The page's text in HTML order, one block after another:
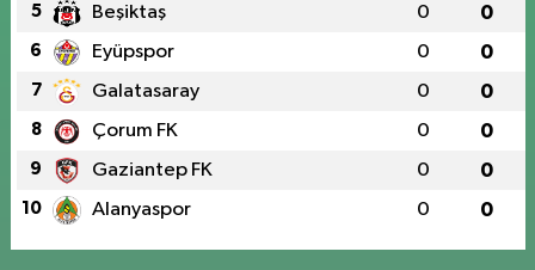
5 Beşiktaş 0 0
6 Eyüpspor 0 0
7 Galatasaray 0 0
8 Çorum FK 0 0
9 Gaziantep FK 0 0
10 Alanyaspor 0 0